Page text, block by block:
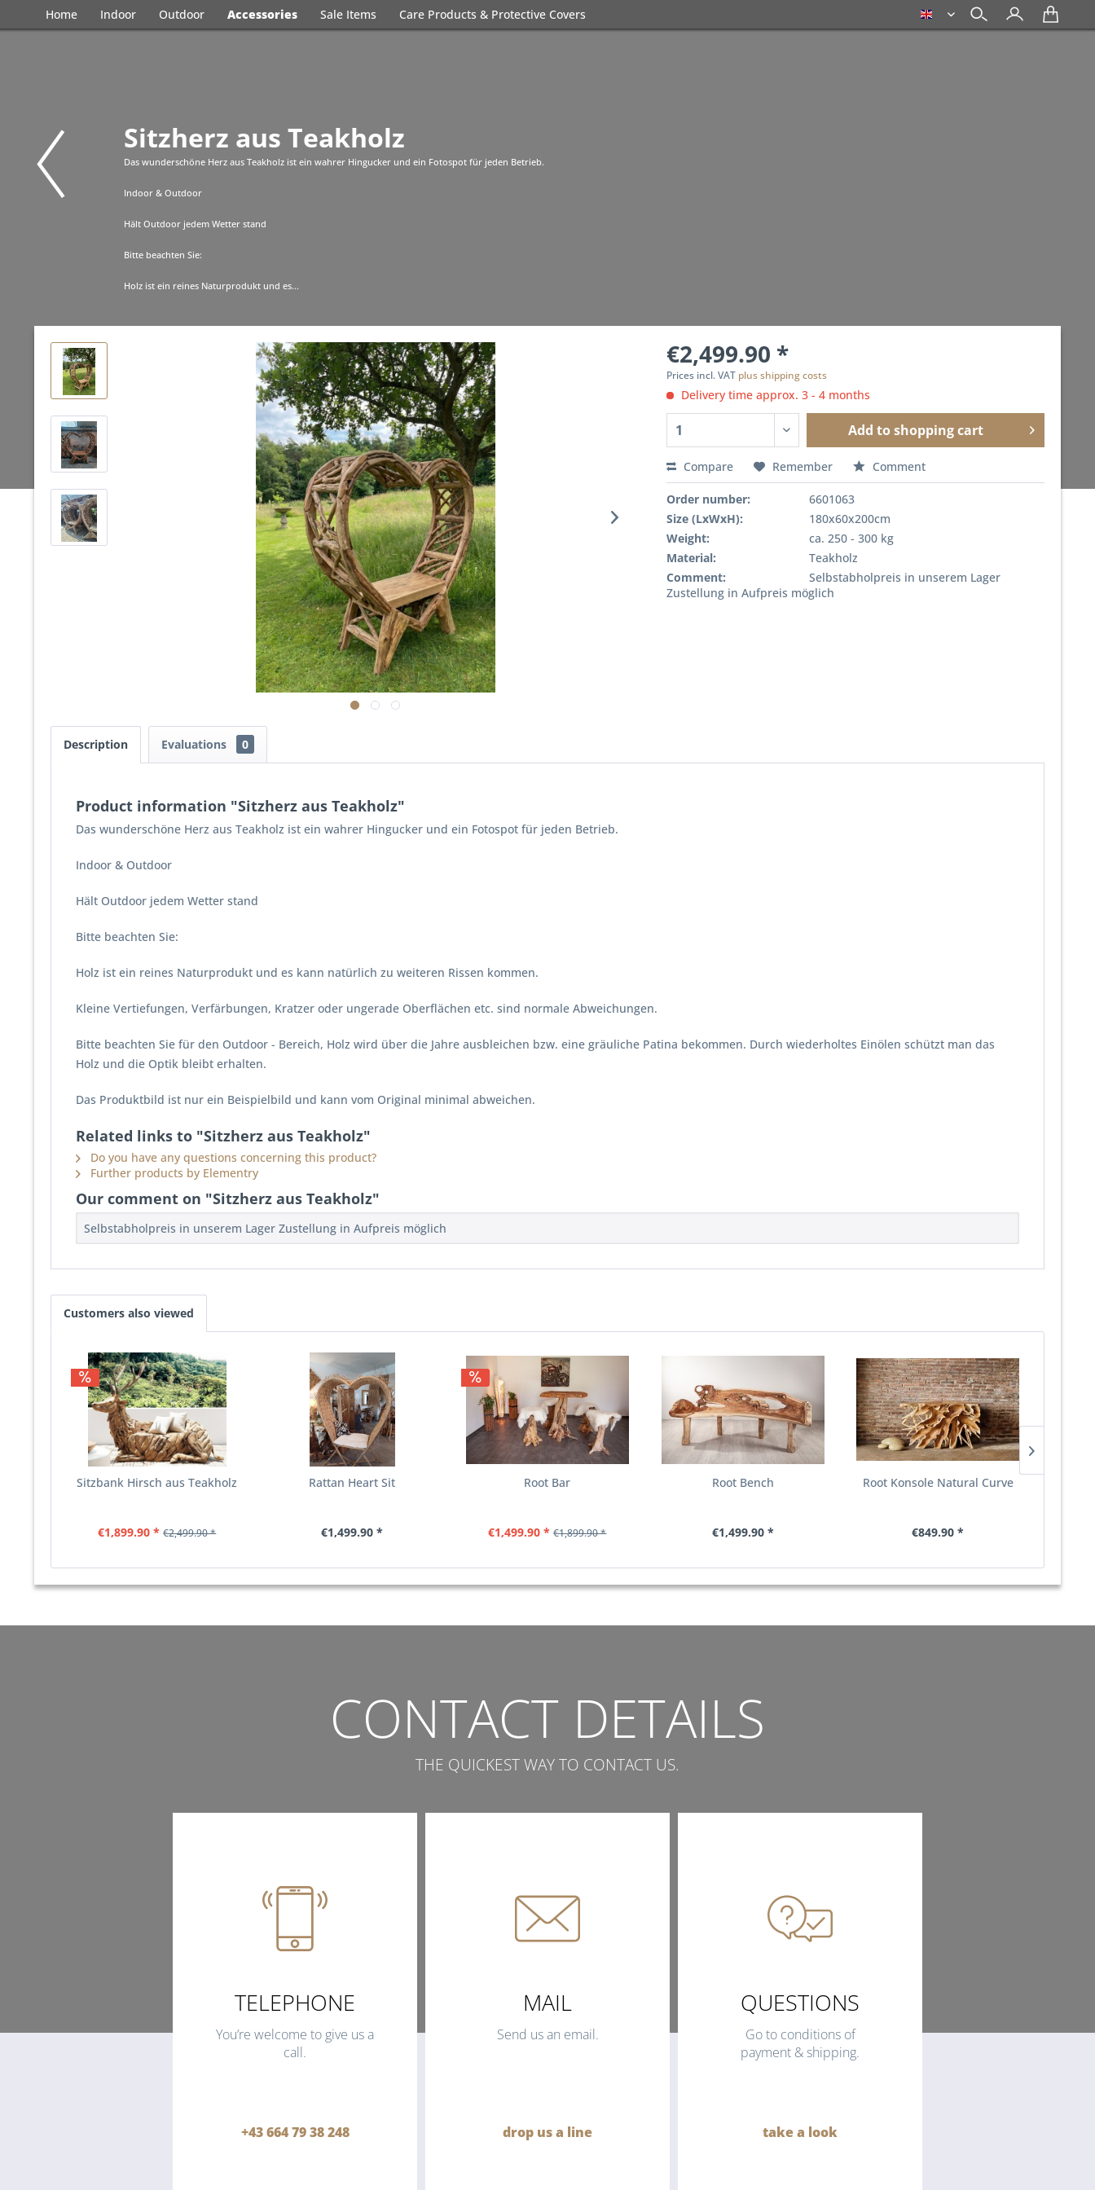
english
Home Indoor Outdoor Accessories Sale Items Care Products & Protective Covers
Sitzherz aus Teakholz
Das wunderschöne Herz aus Teakholz ist ein wahrer Hingucker und ein Fotospot für jeden Betrieb.
Indoor & Outdoor
Hält Outdoor jedem Wetter stand
Bitte beachten Sie:
Holz ist ein reines Naturprodukt und es...
€2,499.90 *
Prices incl. VAT plus shipping costs
Delivery time approx. 3 - 4 months
Add toshopping cart
Compare Remember Comment
Order number:
6601063
Size (LxWxH):
180x60x200cm
Weight:
ca. 250 - 300 kg
Material:
Teakholz
Comment:
Selbstabholpreis in unserem Lager
Zustellung in Aufpreis möglich
Description Evaluations 0
Product information "Sitzherz aus Teakholz"
Das wunderschöne Herz aus Teakholz ist ein wahrer Hingucker und ein Fotospot für jeden Betrieb.
Indoor & Outdoor
Hält Outdoor jedem Wetter stand
Bitte beachten Sie:
Holz ist ein reines Naturprodukt und es kann natürlich zu weiteren Rissen kommen.
Kleine Vertiefungen, Verfärbungen, Kratzer oder ungerade Oberflächen etc. sind normale Abweichungen.
Bitte beachten Sie für den Outdoor - Bereich, Holz wird über die Jahre ausbleichen bzw. eine gräuliche Patina bekommen. Durch wiederholtes Einölen schützt man das
Holz und die Optik bleibt erhalten.
Das Produktbild ist nur ein Beispielbild und kann vom Original minimal abweichen.
Related links to "Sitzherz aus Teakholz"
Do you have any questions concerning this product?
Further products by Elementry
Our comment on "Sitzherz aus Teakholz"
Selbstabholpreis in unserem Lager Zustellung in Aufpreis möglich
Customers also viewed
Sitzbank Hirsch aus Teakholz
€1,899.90 * €2,499.90 *
Rattan Heart Sit
€1,499.90 *
Root Bar
€1,499.90 * €1,899.90 *
Root Bench
€1,499.90 *
Root Konsole Natural Curve
€849.90 *
CONTACT DETAILS
THE QUICKEST WAY TO CONTACT US.
TELEPHONE
You’re welcome to give us a
call.
+43 664 79 38 248
MAIL
Send us an email.
drop us a line
QUESTIONS
Go to conditions of
payment & shipping.
take a look